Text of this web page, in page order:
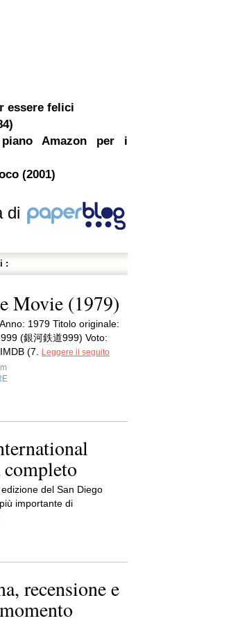
essere felici
Amazon per i
(2001)
di
:
Movie (1979)
1979 Titolo originale:
(銀河鉄道999) Voto:
(7.
Leggere il seguito
del San Diego
importante di
recensione e